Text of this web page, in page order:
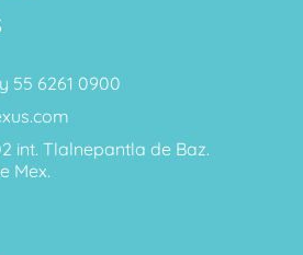
55 6261 0900
int. Tlalnepantla de Baz.
Mex.